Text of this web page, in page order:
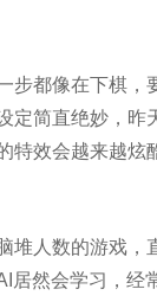
步都像在下棋，
定简直绝妙，昨
特效会越来越炫
堆人数的游戏，
居然会学习，经